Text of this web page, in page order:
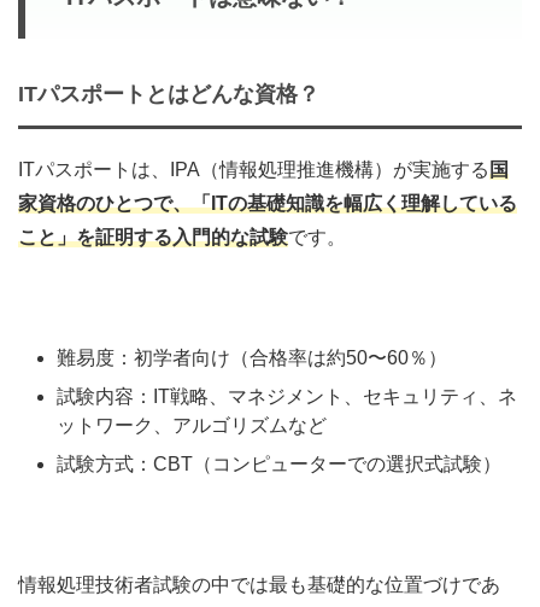
ITパスポートとはどんな資格？
ITパスポートは、IPA（情報処理推進機構）が実施する国
家資格のひとつで、「ITの基礎知識を幅広く理解している
こと」を証明する入門的な試験です。
難易度：初学者向け（合格率は約50〜60％）
試験内容：IT戦略、マネジメント、セキュリティ、ネ
ットワーク、アルゴリズムなど
試験方式：CBT（コンピューターでの選択式試験）
情報処理技術者試験の中では最も基礎的な位置づけであ